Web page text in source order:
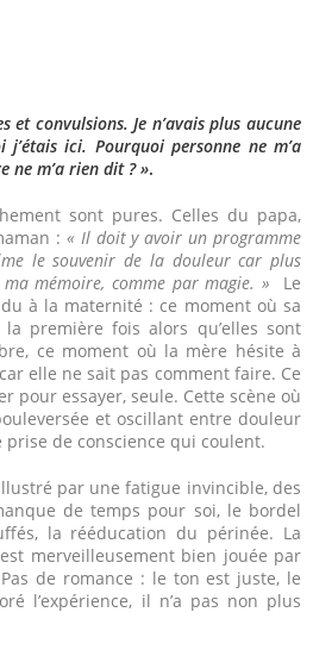
et convulsions. Je n’avais plus aucune
ici. Pourquoi personne ne m’a
ne m’a rien dit ? ».
sont pures. Celles du papa,
: « Il doit y avoir un programme
le souvenir de la douleur car plus
mémoire, comme par magie. »
Le
à la maternité : ce moment où sa
première fois alors qu’elles sont
ce moment où la mère hésite à
elle ne sait pas comment faire. Ce
pour essayer, seule. Cette scène où
et oscillant entre douleur
de conscience qui coulent.
par une fatigue invincible, des
de temps pour soi, le bordel
la rééducation du périnée. La
merveilleusement bien jouée par
Pas de romance : le ton est juste, le
l’expérience, il n’a pas non plus